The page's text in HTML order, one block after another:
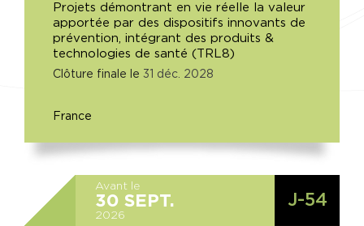
Projets démontrant en vie réelle la valeur
apportée par des dispositifs innovants de
prévention, intégrant des produits &
technologies de santé (TRL8)
Clôture finale le 31 déc. 2028
France
Avant le
30 SEPT.
2026
J-54